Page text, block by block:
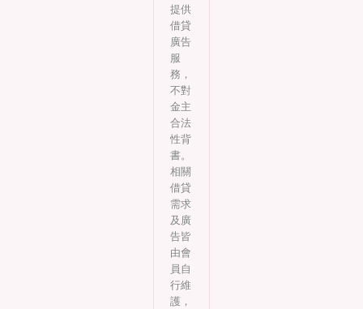
提供
借貸
廣告
服
務，
不對
金主
合法
性背
書。
相關
借貸
需求
及廣
告皆
由會
員自
行維
護，